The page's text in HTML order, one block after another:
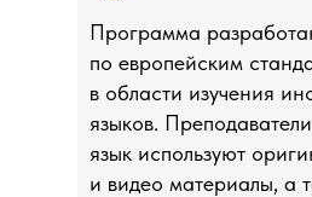
Программа
по европейским
в области изучения
языков.
язык используют
и видео материалы, а